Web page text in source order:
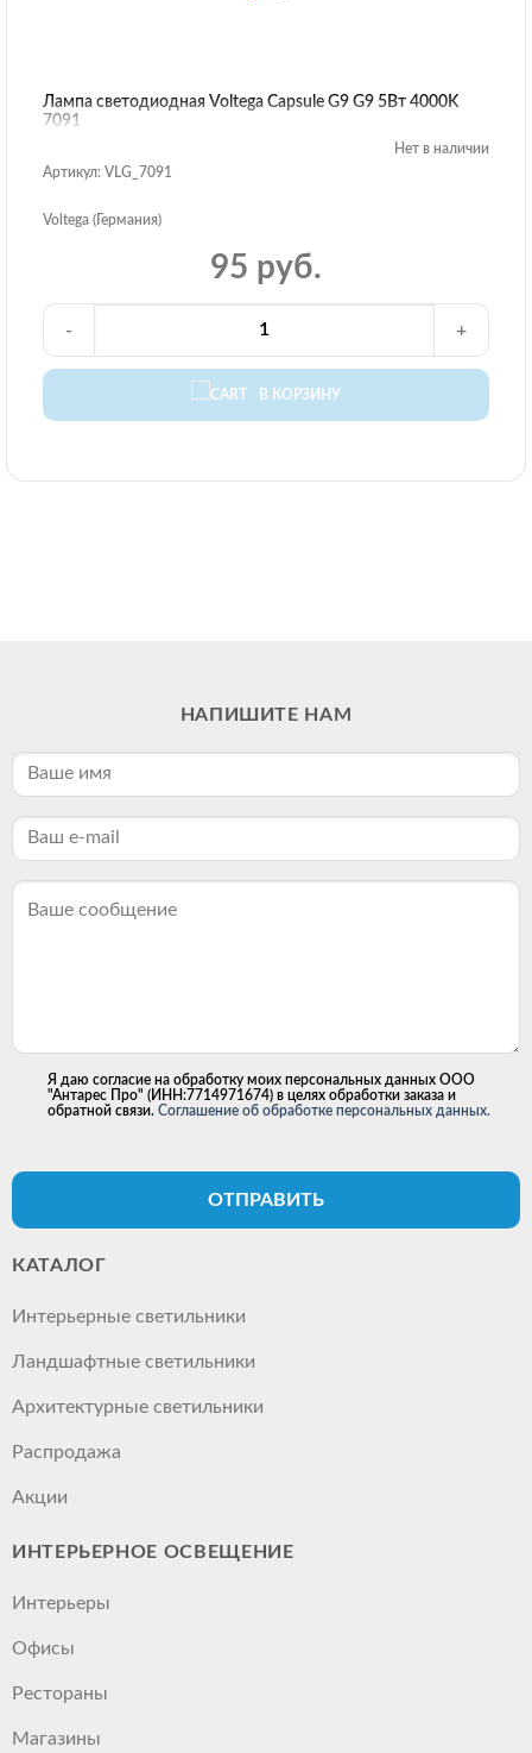
Лампа светодиодная Voltega Capsule G9 G9 5Вт 4000K
7091
Нет в наличии
Артикул: VLG_7091
Voltega (Германия)
95 руб.
В КОРЗИНУ
- +
НАПИШИТЕ НАМ
Я даю согласие на обработку моих персональных данных ООО
"Антарес Про" (ИНН:7714971674) в целях обработки заказа и
обратной связи. Соглашение об обработке персональных данных.
ОТПРАВИТЬ
КАТАЛОГ
Интерьерные светильники
Ландшафтные светильники
Архитектурные светильники
Распродажа
Акции
ИНТЕРЬЕРНОЕ ОСВЕЩЕНИЕ
Интерьеры
Офисы
Рестораны
Магазины